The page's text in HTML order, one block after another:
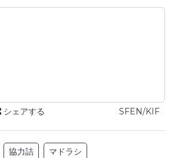
シェアする SFEN/KIF
協力詰 マドラシ